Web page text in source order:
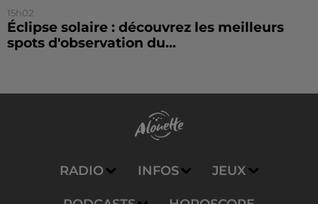
15h02
Éclipse solaire : découvrez les meilleurs
spots d'observation du...
RADIO INFOS JEUX